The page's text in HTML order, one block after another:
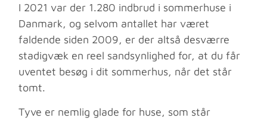
I 2021 var der 1.280 indbrud i sommerhuse i
Danmark, og selvom antallet har været
faldende siden 2009, er der altså desværre
stadigvæk en reel sandsynlighed for, at du får
uventet besøg i dit sommerhus, når det står
tomt.
Tyve er nemlig glade for huse, som står